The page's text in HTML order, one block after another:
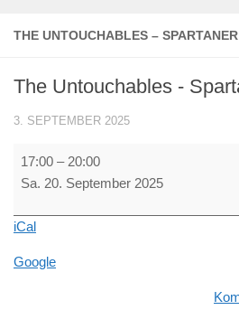
THE UNTOUCHABLES – SPARTANER
The Untouchables -
3. SEPTEMBER 2025
The
Untouchables
Spartaner
17:00 – 20:00
Sa. 20. September 2025
iCal
Google